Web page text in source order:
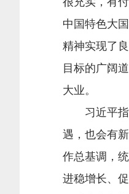
中国特色大
精神实现了
目标的广阔
大业。
习近平指出
遇，也会有
作总基调，
进稳增长、